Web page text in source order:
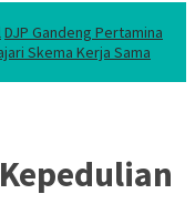
DJP Gandeng Pertamina
Skema Kerja Sama